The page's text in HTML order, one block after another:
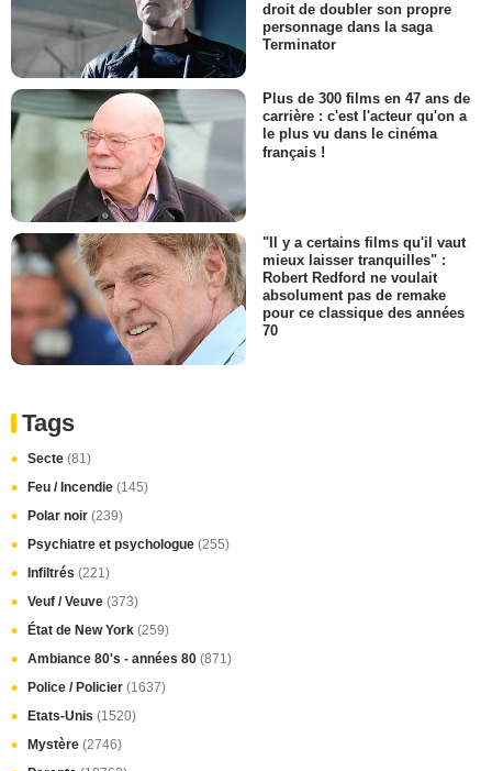
droit de doubler son propre
personnage dans la saga
Terminator
Plus de 300 films en 47 ans de
carrière : c'est l'acteur qu'on a
le plus vu dans le cinéma
français !
"Il y a certains films qu'il vaut
mieux laisser tranquilles" :
Robert Redford ne voulait
absolument pas de remake
pour ce classique des années
70
Tags
Secte (81)
Feu / Incendie (145)
Polar noir (239)
Psychiatre et psychologue (255)
Infiltrés (221)
Veuf / Veuve (373)
État de New York (259)
Ambiance 80's - années 80 (871)
Police / Policier (1637)
Etats-Unis (1520)
Mystère (2746)